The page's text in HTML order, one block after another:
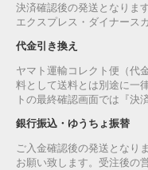
決済確認後の発送となりま
エクスプレス・ダイナース
代金引き換え
ヤマト運輸コレクト便（代
料として送料とは別途に一
トの最終確認画面では『決
銀行振込・ゆうちょ振替
ご入金確認後の発送となり
お願い致します。受注後の